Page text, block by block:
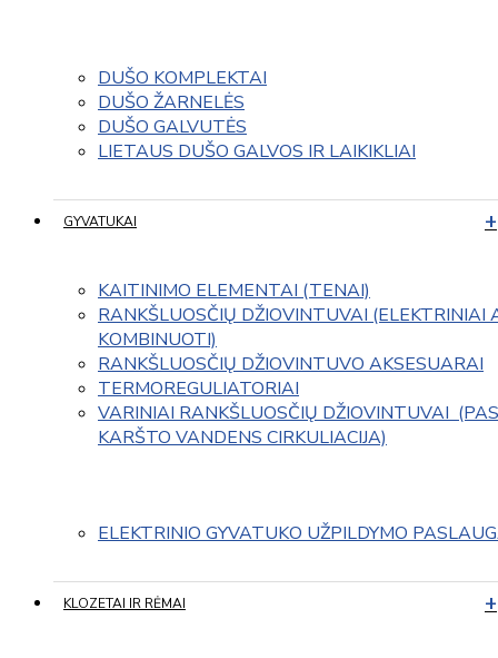
DUŠO KOMPLEKTAI
DUŠO ŽARNELĖS
DUŠO GALVUTĖS
LIETAUS DUŠO GALVOS IR LAIKIKLIAI
GYVATUKAI
KAITINIMO ELEMENTAI (TENAI)
RANKŠLUOSČIŲ DŽIOVINTUVAI (ELEKTRINIAI
KOMBINUOTI)
RANKŠLUOSČIŲ DŽIOVINTUVO AKSESUARAI
TERMOREGULIATORIAI
VARINIAI RANKŠLUOSČIŲ DŽIOVINTUVAI
KARŠTO VANDENS CIRKULIACIJA)
ELEKTRINIO GYVATUKO UŽPILDYMO
KLOZETAI IR RĖMAI